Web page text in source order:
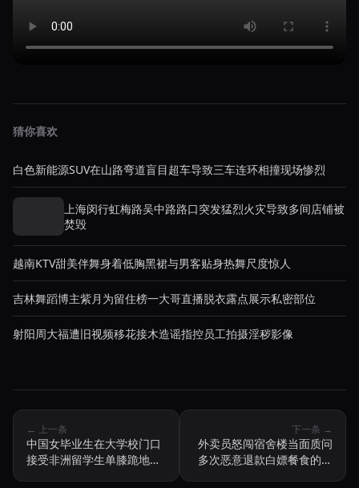
猜你喜欢
白色新能源SUV在山路弯道盲目超车导致三车连环相撞现场惨烈
上海闵行虹梅路吴中路路口突发猛烈火灾导致多间店铺被
焚毁
越南KTV甜美伴舞身着低胸黑裙与男客贴身热舞尺度惊人
吉林舞蹈博主紫月为留住榜一大哥直播脱衣露点展示私密部位
射阳周大福遭旧视频移花接木造谣指控员工拍摄淫秽影像
← 上一条
中国女毕业生在大学校门口
接受非洲留学生单膝跪地浪
下一条 →
外卖员怒闯宿舍楼当面质问
多次恶意退款白嫖餐食的眼